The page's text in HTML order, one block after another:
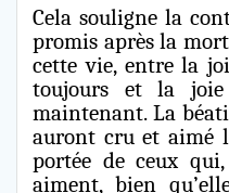
Cela souligne la
promis après la
cette vie, entre la
toujours et la joie
maintenant. La
auront cru et aimé
portée de ceux
aiment, bien